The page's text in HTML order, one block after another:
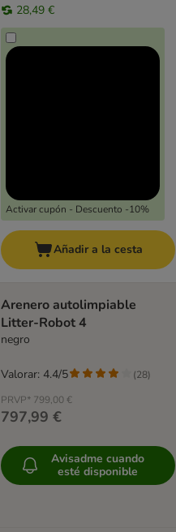
28,49 €
Activar cupón - Descuento -10%
Añadir a la cesta
Arenero autolimpiable
Litter-Robot 4
negro
PRVP* 799,00 €
797,99 €
Valorar: 4.4/5 (28)
Avisadme cuando
esté disponible